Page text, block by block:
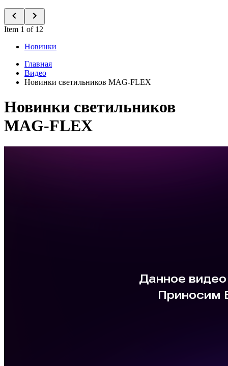
Item 1 of 12
Новинки
Главная
Видео
Новинки светильников MAG-FLEX
Новинки светильников
MAG-FLEX